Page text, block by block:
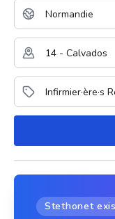
Stethonet